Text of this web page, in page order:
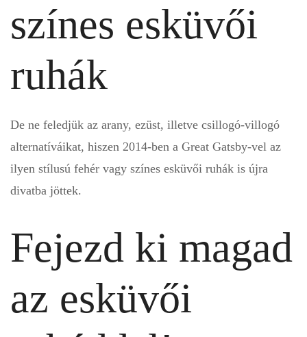
színes esküvői
ruhák
De ne feledjük az arany, ezüst, illetve csillogó-villogó
alternatíváikat, hiszen 2014-ben a Great Gatsby-vel az
ilyen stílusú fehér vagy színes esküvői ruhák is újra
divatba jöttek.
Fejezd ki magad
az esküvői